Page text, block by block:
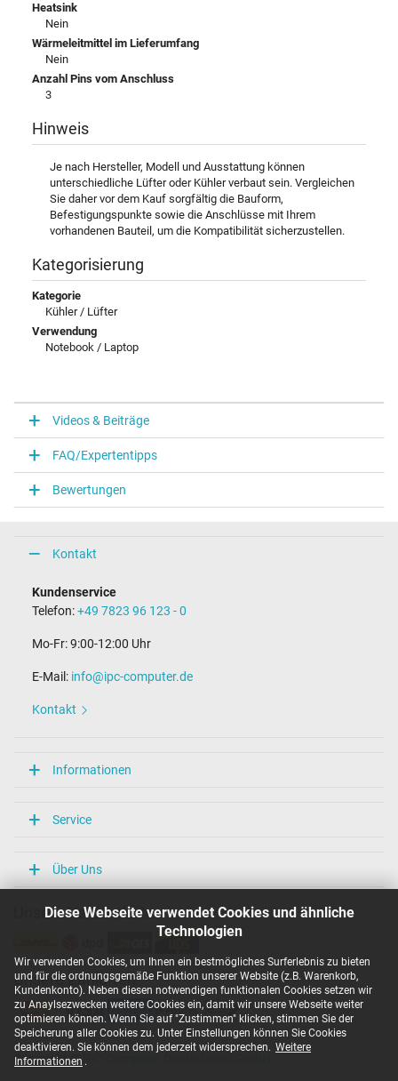
Diese Webseite verwendet Cookies und ähnliche
Technologien
Wir verwenden Cookies, um Ihnen ein bestmögliches Surferlebnis zu bieten
und für die ordnungsgemäße Funktion unserer Website (z.B. Warenkorb,
Kundenkonto). Neben diesen notwendigen funktionalen Cookies setzen wir
zu Anaylsezwecken weitere Cookies ein, damit wir unsere Webseite weiter
optimieren können. Wenn Sie auf "Zustimmen" klicken, stimmen Sie der
Speicherung aller Cookies zu. Unter Einstellungen können Sie Cookies
deaktivieren. Sie können dem jederzeit widersprechen. Weitere
Informationen .
Heatsink
Nein
Wärmeleitmittel im Lieferumfang
Nein
Anzahl Pins vom Anschluss
3
Hinweis
Je nach Hersteller, Modell und Ausstattung können
unterschiedliche Lüfter oder Kühler verbaut sein. Vergleichen
Sie daher vor dem Kauf sorgfältig die Bauform,
Befestigungspunkte sowie die Anschlüsse mit Ihrem
vorhandenen Bauteil, um die Kompatibilität sicherzustellen.
Kategorisierung
Kategorie
Kühler / Lüfter
Verwendung
Notebook / Laptop
Videos & Beiträge
FAQ/Expertentipps
Bewertungen
Kontakt
Kundenservice
Telefon:+49 7823 96 123 - 0
Mo-Fr: 9:00-12:00 Uhr
E-Mail: info@ipc-computer.de
Kontakt
Informationen
Service
Über Uns
Unsere Versandarten
Unsere Zahlarten
Copyright ©